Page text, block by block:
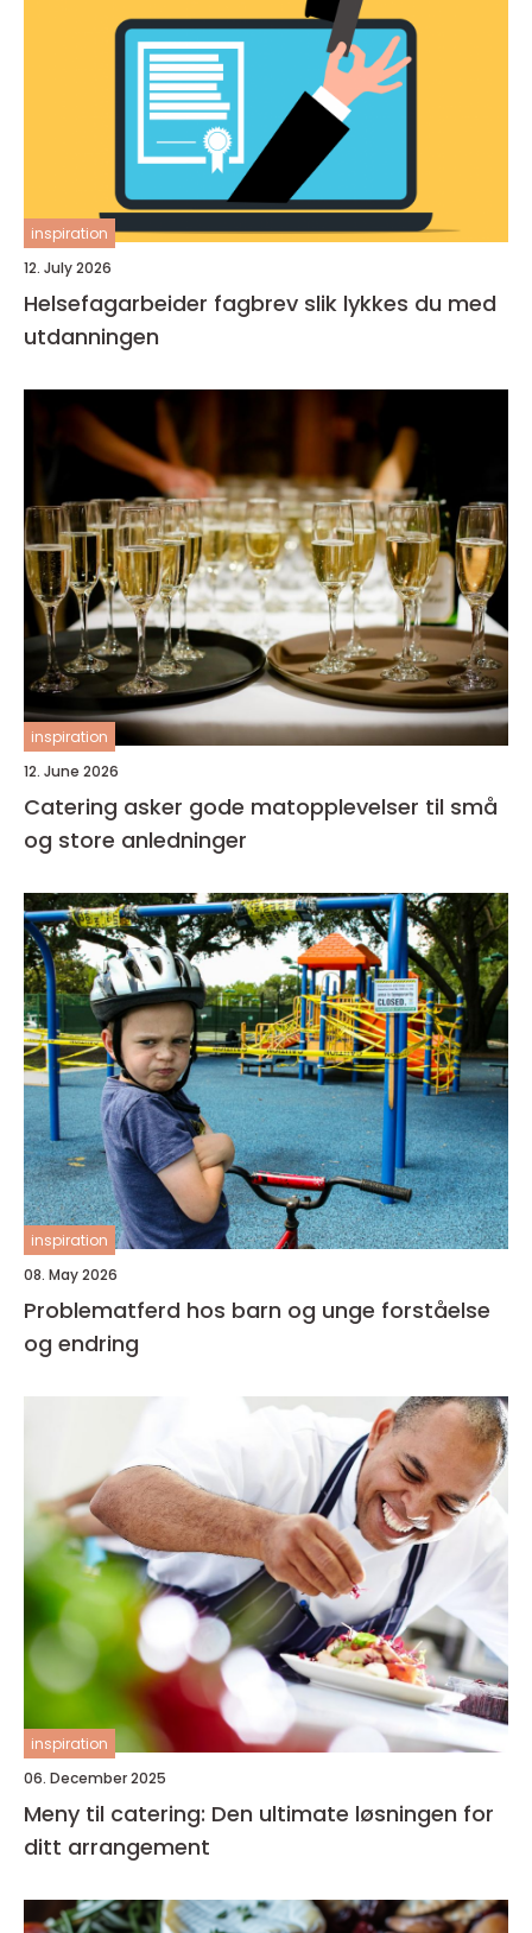
inspiration
12. July 2026
Helsefagarbeider fagbrev slik lykkes du med
utdanningen
inspiration
12. June 2026
Catering asker gode matopplevelser til små
og store anledninger
inspiration
08. May 2026
Problematferd hos barn og unge forståelse
og endring
inspiration
06. December 2025
Meny til catering: Den ultimate løsningen for
ditt arrangement